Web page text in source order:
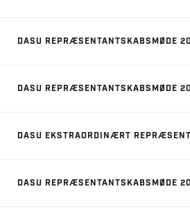
DASU REPRÆSENTANTSKABSMØDE
DASU REPRÆSENTANTSKABSMØDE
DASU EKSTRAORDINÆRT
DASU REPRÆSENTANTSKABSMØDE